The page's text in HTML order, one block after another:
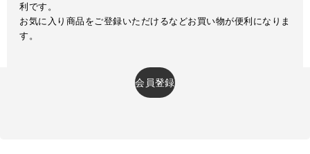
利です。
お気に入り商品をご登録いただけるなどお買い物が便利になりま
す。
会員登録